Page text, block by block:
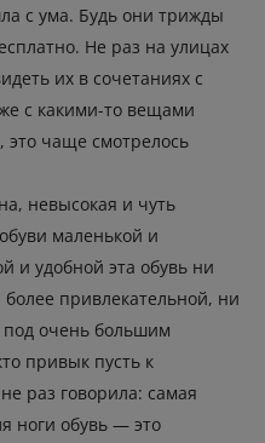
с ума. Будь они трижды
Не раз на улицах
их в сочетаниях с
с какими-то вещами
это чаще смотрелось
невысокая и чуть
маленькой и
и удобной эта обувь ни
более привлекательной, ни
под очень большим
привык пусть к
раз говорила: самая
ноги обувь — это